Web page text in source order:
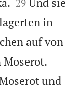
29
in
auf von
und